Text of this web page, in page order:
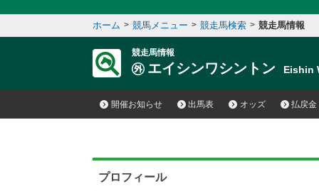
ホーム > 競馬メニュー > 競走馬検索 > 競走馬情報
競走馬情報
エイシンワシントン Eishin
開催お知らせ 出馬表 オッズ 払戻金
プロフィール